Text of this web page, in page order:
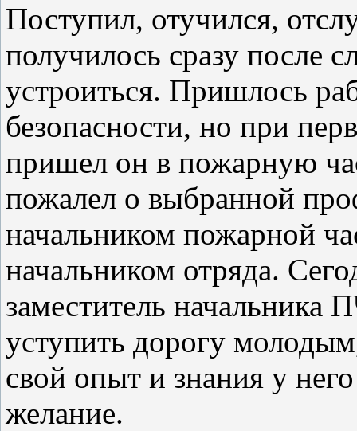
Поступил, отучился,
получилось сразу после
устроиться. Пришлось
безопасности, но при
пришел он в пожарную
пожалел о выбранной
начальником пожарной
начальником отряда.
заместитель начальника
уступить дорогу
свой опыт и знания у
желание.